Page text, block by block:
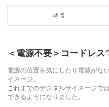
特 長
＜電源不要＞コードレ
電源の位置を気にしたり電源がな
イネージ。
これまでのデジタルサイネージで
できるようになりました。